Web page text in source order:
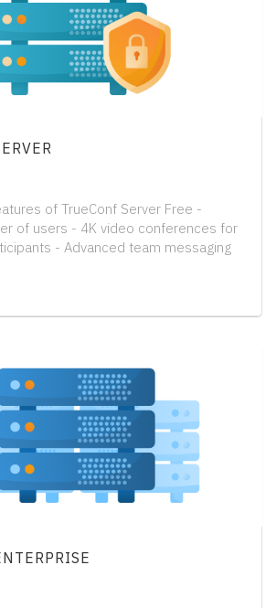
of TrueConf Server Free -
of users - 4K video conferences for
- Advanced team messaging